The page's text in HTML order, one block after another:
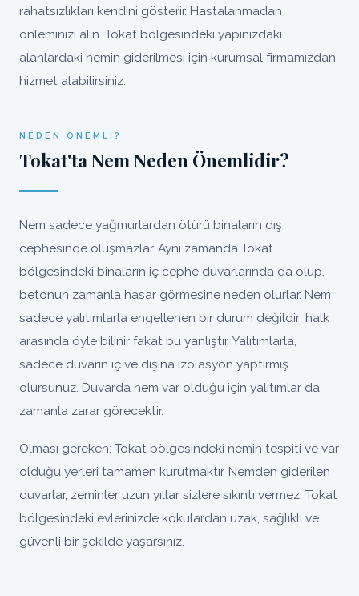
rahatsızlıkları kendini gösterir. Hastalanmadan
önleminizi alın. Tokat bölgesindeki yapınızdaki
alanlardaki nemin giderilmesi için kurumsal firmamızdan
hizmet alabilirsiniz.
NEDEN ÖNEMLI?
Tokat'ta Nem Neden Önemlidir?
Nem sadece yağmurlardan ötürü binaların dış
cephesinde oluşmazlar. Aynı zamanda Tokat
bölgesindeki binaların iç cephe duvarlarında da olup,
betonun zamanla hasar görmesine neden olurlar. Nem
sadece yalıtımlarla engellenen bir durum değildir; halk
arasında öyle bilinir fakat bu yanlıştır. Yalıtımlarla,
sadece duvarın iç ve dışına izolasyon yaptırmış
olursunuz. Duvarda nem var olduğu için yalıtımlar da
zamanla zarar görecektir.
Olması gereken; Tokat bölgesindeki nemin tespiti ve var
olduğu yerleri tamamen kurutmaktır. Nemden giderilen
duvarlar, zeminler uzun yıllar sizlere sıkıntı vermez, Tokat
bölgesindeki evlerinizde kokulardan uzak, sağlıklı ve
güvenli bir şekilde yaşarsınız.